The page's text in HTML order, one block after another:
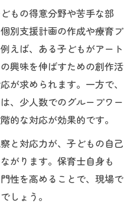
援プランの立て方ポイン
ビスにおける個性支援事
士のコミュニケーション
の保育士の指導のコツ
ならではの個別対応
個別対応の方法と注意点
放課後等デイサービスの
もの得意分野や苦手な部
別支援計画の作成や療育プ
えば、ある子どもがアート
興味を伸ばすための創作活
が求められます。一方で、
、少人数でのグループワー
的な対応が効果的です。
と対応力が、子どもの自己
がります。保育士自身も
性を高めることで、現場で
しょう。